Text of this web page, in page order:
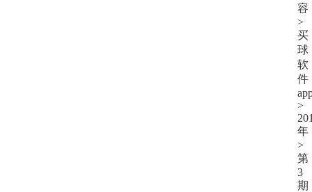
容
>
买
球
软
件
>
年
>
第
3
期